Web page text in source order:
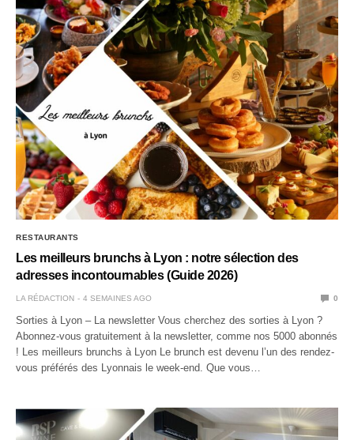
RESTAURANTS
Les meilleurs brunchs à Lyon : notre sélection des
adresses incontournables (Guide 2026)
LA RÉDACTION 4 SEMAINES AGO 0
Sorties à Lyon – La newsletter Vous cherchez des sorties à Lyon ?
Abonnez-vous gratuitement à la newsletter, comme nos 5000 abonnés
! Les meilleurs brunchs à Lyon Le brunch est devenu l’un des rendez-
vous préférés des Lyonnais le week-end. Que vous…